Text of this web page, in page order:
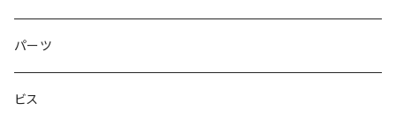
トップス
スエット
ゴツいシューズ最高！
Small Shoes
7.7インチ
7.8インチ
パーツ
ビス